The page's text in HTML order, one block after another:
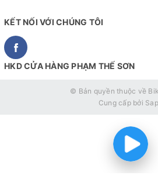
KẾT NỐI VỚI CHÚNG TÔI
HKD CỬA HÀNG PHẠM THẾ SƠN
© Bản quyền thuộc về
Cung cấp bởi